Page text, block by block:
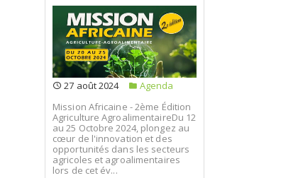
27 août 2024
Agenda
Mission Africaine - 2ème Édition
Agriculture AgroalimentaireDu 12
au 25 Octobre 2024, plongez au
cœur de l'innovation et des
opportunités dans les secteurs
agricoles et agroalimentaires
lors de cet év...